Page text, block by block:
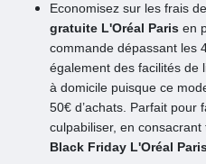
Economisez sur les frais
gratuite L'Oréal Paris en
commande dépassant les
également des facilités de
à domicile puisque ce
50€ d’achats. Parfait pour
culpabiliser, en
Black Friday L'Oréal